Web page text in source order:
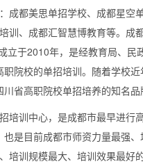
成都美思单招学校、成都星空
训、成都汇智慧博教育等。成
立于2010年，是经教育局、民
院校的单招培训。随着学校
省高职院校单招培养的知名品
培训中心，是成都市最早进行
是目前成都市师资力量最强
培训规模最大、培训效果最好